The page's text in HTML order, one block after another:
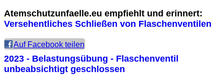
Atemschutzunfaelle.eu empfiehlt und erinnert:
Versehentliches Schließen von Flaschenventilen
Auf Facebook teilen
2023 - Belastungsübung - Flaschenventil
unbeabsichtigt geschlossen